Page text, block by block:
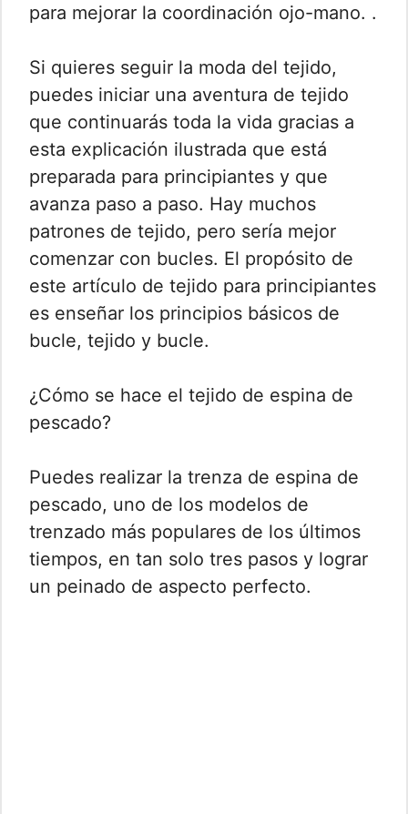
para mejorar la coordinación ojo-mano. .
Si quieres seguir la moda del tejido,
puedes iniciar una aventura de tejido
que continuarás toda la vida gracias a
esta explicación ilustrada que está
preparada para principiantes y que
avanza paso a paso. Hay muchos
patrones de tejido, pero sería mejor
comenzar con bucles. El propósito de
este artículo de tejido para principiantes
es enseñar los principios básicos de
bucle, tejido y bucle.
¿Cómo se hace el tejido de espina de
pescado?
Puedes realizar la trenza de espina de
pescado, uno de los modelos de
trenzado más populares de los últimos
tiempos, en tan solo tres pasos y lograr
un peinado de aspecto perfecto.